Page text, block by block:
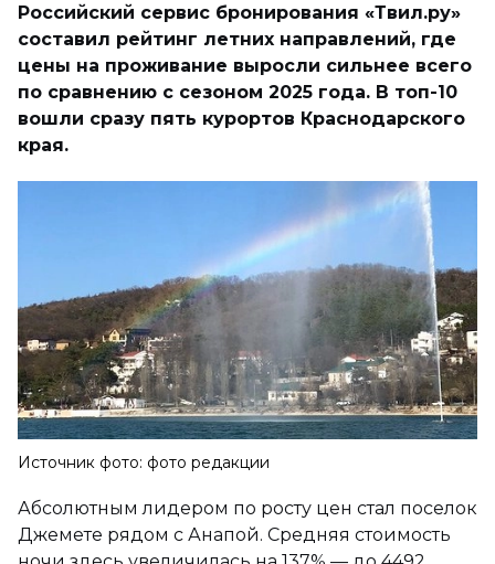
Российский сервис бронирования «Твил.ру»
составил рейтинг летних направлений, где
цены на проживание выросли сильнее всего
по сравнению с сезоном 2025 года. В топ-10
вошли сразу пять курортов Краснодарского
края.
Источник фото: фото редакции
Абсолютным лидером по росту цен стал поселок
Джемете рядом с Анапой. Средняя стоимость